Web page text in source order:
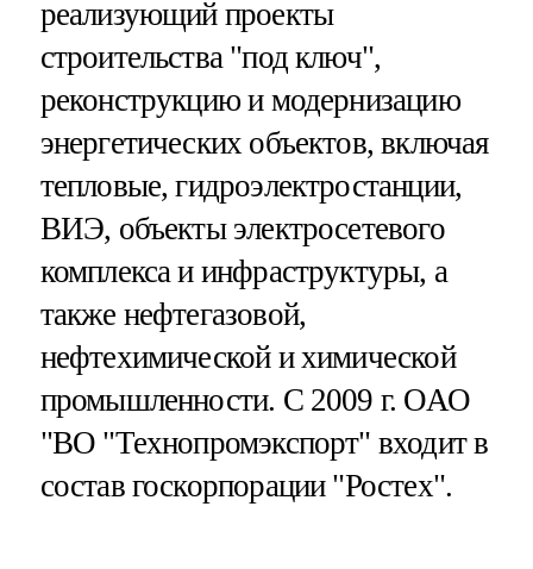
реализующий проекты
строительства "под ключ",
реконструкцию и модернизацию
энергетических объектов, включая
тепловые, гидроэлектростанции,
ВИЭ, объекты электросетевого
комплекса и инфраструктуры, а
также нефтегазовой,
нефтехимической и химической
промышленности. С 2009 г. ОАО
"ВО "Технопромэкспорт" входит в
состав госкорпорации "Ростех".